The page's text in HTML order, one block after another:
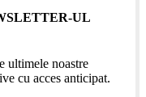
UL
ultimele noastre
cu acces anticipat.